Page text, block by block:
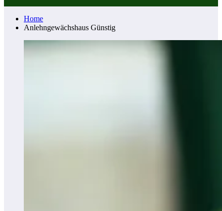
Home
Anlehngewächshaus Günstig